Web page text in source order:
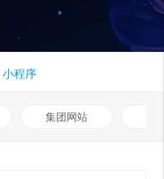
小程序
集团网站